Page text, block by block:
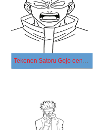
Tekenen Satoru Gojo eenvoudig